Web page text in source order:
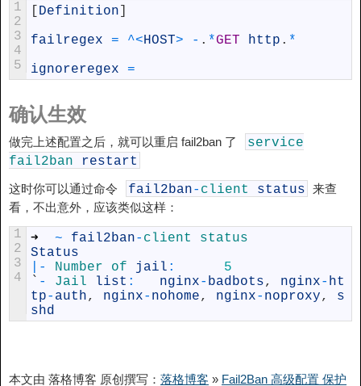
1
2
3
4
5
Definition
failregex
= ^<HOST> - . *GET http . *
ignoreregex
=
确认生效
做完上述配置之后，就可以重启 fail2ban 了
service
fail2ban
restart
这时你可以通过命令 fail2ban- client status 来查
看，不出意外，应该类似这样：
1
2
3
4
➜ ~ fail2ban- client status
Status
- Number of jail :
5
` - Jail list : nginx- badbots, nginx- ht
tp- auth, nginx- nohome, nginx- noproxy,
s
shd
本文由 落格博客 原创撰写： 落格博客 » Fail2Ban 高级配置 保护